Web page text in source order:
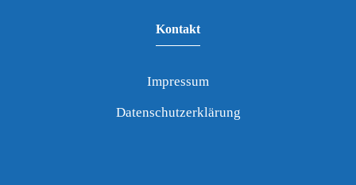
Kontakt
Impressum
Datenschutzerklärung